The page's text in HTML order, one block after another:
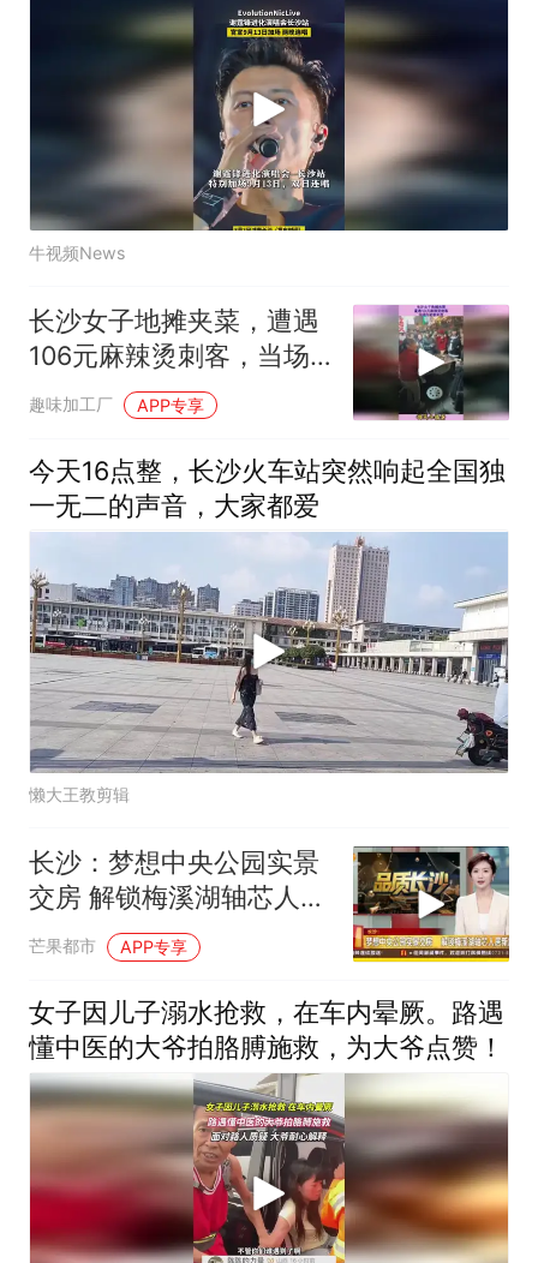
牛视频News
长沙女子地摊夹菜，遭遇
106元麻辣烫刺客，当场
与老板对质
趣味加工厂 APP专享
今天16点整，长沙火车站突然响起全国独
一无二的声音，大家都爱
懒大王教剪辑
长沙：梦想中央公园实景
交房 解锁梅溪湖轴芯人居
新篇
芒果都市 APP专享
女子因儿子溺水抢救，在车内晕厥。路遇
懂中医的大爷拍胳膊施救，为大爷点赞！